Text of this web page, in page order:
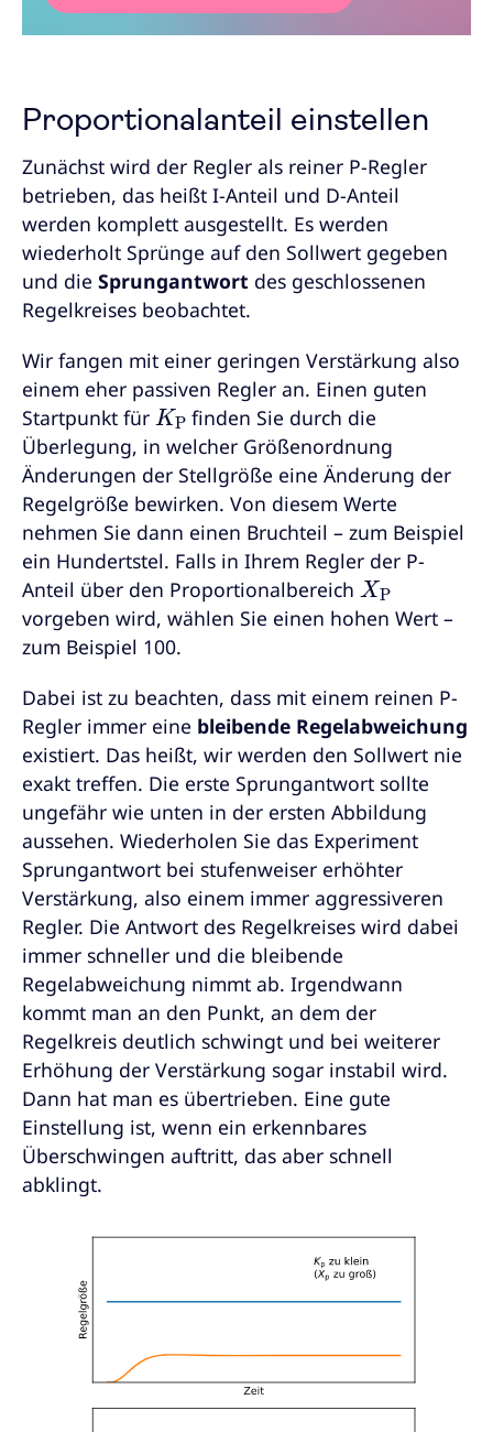
Proportionalanteil einstellen
Zunächst wird der Regler als reiner P-Regler
betrieben, das heißt I-Anteil und D-Anteil
werden komplett ausgestellt. Es werden
wiederholt Sprünge auf den Sollwert gegeben
und die Sprungantwort des geschlossenen
Regelkreises beobachtet.
Wir fangen mit einer geringen Verstärkung also
einem eher passiven Regler an. Einen guten
Startpunkt für
KP
finden Sie durch die
Überlegung, in welcher Größenordnung
Änderungen der Stellgröße eine Änderung der
Regelgröße bewirken. Von diesem Werte
nehmen Sie dann einen Bruchteil – zum Beispiel
ein Hundertstel. Falls in Ihrem Regler der P-
Anteil über den Proportionalbereich
XP
vorgeben wird, wählen Sie einen hohen Wert –
zum Beispiel 100.
Dabei ist zu beachten, dass mit einem reinen P-
Regler immer eine bleibende Regelabweichung
existiert. Das heißt, wir werden den Sollwert nie
exakt treffen. Die erste Sprungantwort sollte
ungefähr wie unten in der ersten Abbildung
aussehen. Wiederholen Sie das Experiment
Sprungantwort bei stufenweiser erhöhter
Verstärkung, also einem immer aggressiveren
Regler. Die Antwort des Regelkreises wird dabei
immer schneller und die bleibende
Regelabweichung nimmt ab. Irgendwann
kommt man an den Punkt, an dem der
Regelkreis deutlich schwingt und bei weiterer
Erhöhung der Verstärkung sogar instabil wird.
Dann hat man es übertrieben. Eine gute
Einstellung ist, wenn ein erkennbares
Überschwingen auftritt, das aber schnell
abklingt.